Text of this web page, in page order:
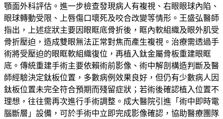
顎面外科評估。進一步檢查發現病人有複視、右眼眼球內陷、
眼球轉動受限、上唇傷口壞死及咬合改變等情形。王盛弘醫師
指出，上述症狀主要因眼眶底骨折後，眶內軟組織及眼外肌受
骨折壓迫，造成雙眼無法正常對焦而產生複視。治療需透過手
術將受壓迫的眼眶軟組織復位，再植入鈦金屬骨板重建眼眶
底。傳統重建手術主要依賴術前影像、術中解剖構造判斷及醫
師經驗決定鈦板位置，多數病例效果良好，但仍有少數病人因
鈦板位置未完全符合預期而殘留症狀；若術後確認植入位置不
理想，往往需再次進行手術調整。成大醫院引進「術中即時電
腦斷層」設備，可於手術中立即完成影像確認，協助醫療團隊